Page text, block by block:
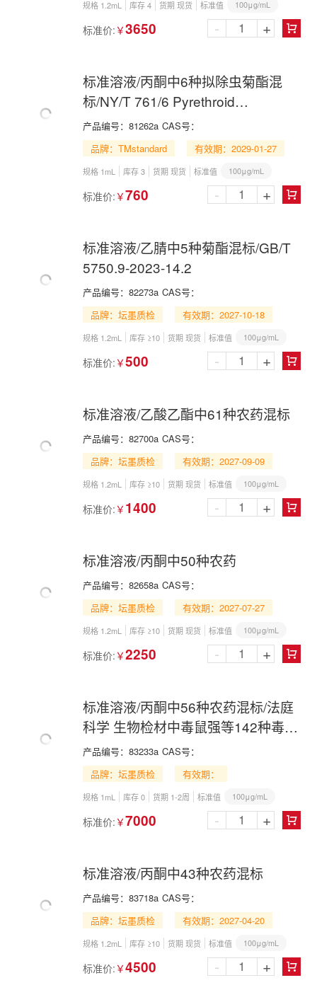
规格 1.2mL 库存 4 货期 现货 标准值 100μg/mL
标准价: ￥3650 
- +
标准溶液/丙酮中6种拟除虫菊酯混
标/NY/T 761/6 Pyrethroid
Insecticide Mix in Acetone
产品编号： 81262a CAS号：
品牌：TMstandard
有效期：2029-01-27
规格 1mL 库存 3 货期 现货 标准值 100μg/mL
标准价: ￥760 
- +
标准溶液/乙腈中5种菊酯混标/GB/T
5750.9-2023-14.2
产品编号： 82273a CAS号：
品牌：坛墨质检
有效期：2027-10-18
规格 1.2mL 库存 ≥10 货期 现货 标准值 100μg/mL
标准价: ￥500 
- +
标准溶液/乙酸乙酯中61种农药混标
产品编号： 82700a CAS号：
品牌：坛墨质检
有效期：2027-09-09
规格 1.2mL 库存 ≥10 货期 现货 标准值 100μg/mL
标准价: ￥ 1400 
- +
标准溶液/丙酮中50种农药
产品编号： 82658a CAS号：
品牌：坛墨质检
有效期：2027-07-27
规格 1.2mL 库存 ≥10 货期 现货 标准值 100μg/mL
标准价: ￥2250 
- +
标准溶液/丙酮中56种农药混标/法庭
科学 生物检材中毒鼠强等142种毒
（药）物检验
产品编号： 83233a CAS号：
品牌：坛墨质检
有效期：
规格 1mL 库存 0 货期 1-2周 标准值 100μg/mL
标准价: ￥7000 
- +
标准溶液/丙酮中43种农药混标
产品编号： 83718a CAS号：
品牌：坛墨质检
有效期：2027-04-20
规格 1.2mL 库存 ≥10 货期 现货 标准值 100μg/mL
标准价: ￥4500 
- +